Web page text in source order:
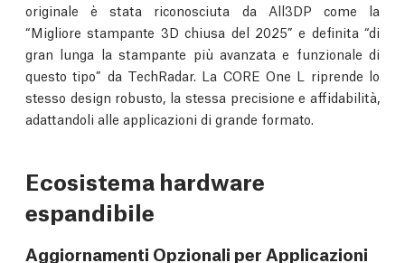
originale è stata riconosciuta da All3DP come la
“Migliore stampante 3D chiusa del 2025” e definita “di
gran lunga la stampante più avanzata e funzionale di
questo tipo” da TechRadar. La CORE One L riprende lo
stesso design robusto, la stessa precisione e affidabilità,
adattandoli alle applicazioni di grande formato.
Ecosistema hardware
espandibile
Aggiornamenti Opzionali per Applicazioni